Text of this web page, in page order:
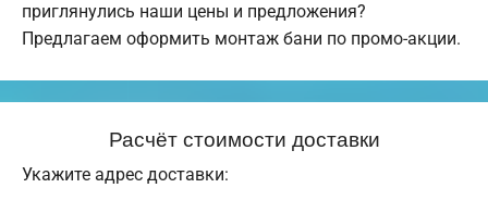
приглянулись наши цены и предложения?
Предлагаем оформить монтаж бани по промо-акции.
Расчёт стоимости доставки
Укажите адрес доставки: